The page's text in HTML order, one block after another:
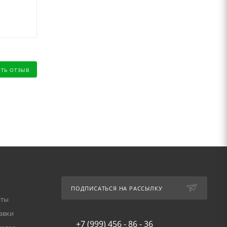
ОТЗЫВ
ПОДПИСАТЬСЯ НА РАССЫЛКУ
+7 (999) 456 - 86 - 36